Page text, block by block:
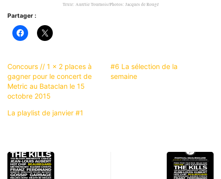
Texte: Aurélie Tournois/Photos: Jacques de Rougé
Partager :
Concours // 1 x 2 places à
gagner pour le concert de
Metric au Bataclan le 15
octobre 2015
#6 La sélection de la
semaine
La playlist de janvier #1